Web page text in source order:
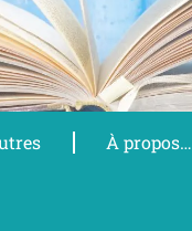
À propos…